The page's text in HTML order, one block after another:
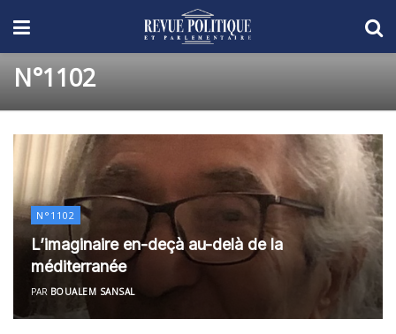
N°1102
N°1102
L’imaginaire en-deçà au-delà de la
méditerranée
PAR BOUALEM SANSAL